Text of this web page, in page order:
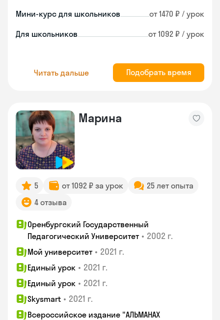
Мини-курс для школьников от 1470 ₽ / урок
Для школьников от 1092 ₽ / урок
Читать дальше Подобрать время
Марина
5 от 1092 ₽ за урок
25 лет опыта
4 отзыва
Оренбургский Государственный
Педагогический Университет • 2002 г.
Мой университет • 2021 г.
Единый урок • 2021 г.
Единый урок • 2021 г.
Skysmart • 2021 г.
Всероссийское издание "АЛЬМАНАХ